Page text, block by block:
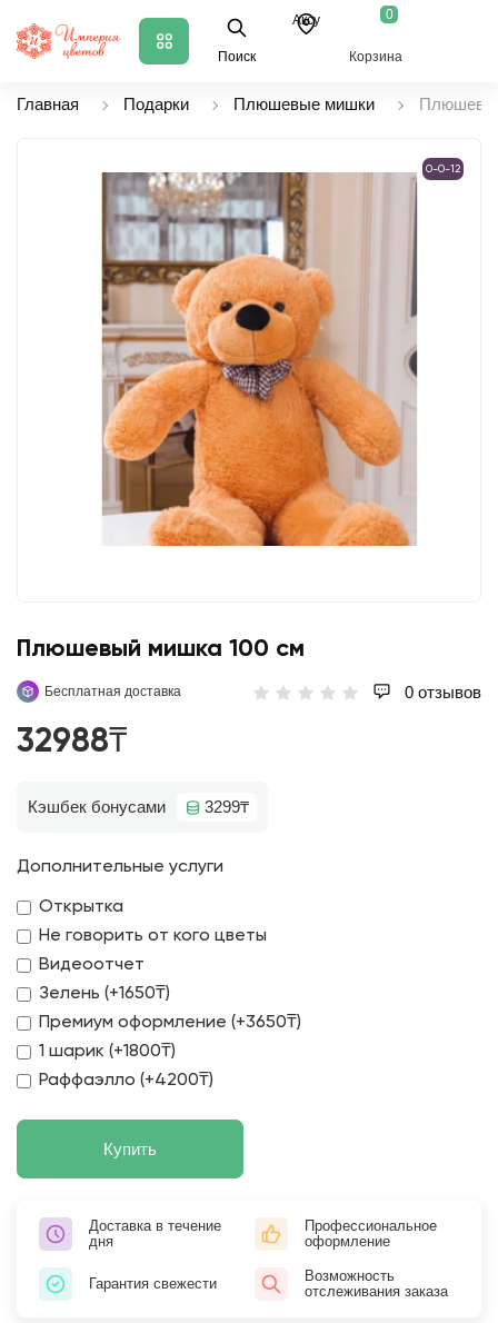
Поиск
Аксу 0
Корзина
Главная Подарки Плюшевые мишки
0-0-12
Плюшевый мишка 100 см
Бесплатная доставка 0 отзывов
32988₸
Кэшбек бонусами 3299₸
Дополнительные услуги
Открытка
Не говорить от кого цветы
Видеоотчет
Зелень (+1650₸)
Премиум оформление (+3650₸)
1 шарик (+1800₸)
Раффаэлло (+4200₸)
Купить
Доставка в течение
дня
Профессиональное
оформление
Гарантия свежести
Возможность
отслеживания заказа